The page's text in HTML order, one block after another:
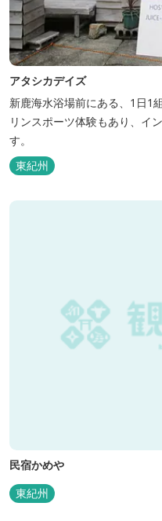
アタシカデイズ
新鹿海水浴場前にある、1日1
リンスポーツ体験もあり、イ
す。
東紀州
民宿かめや
東紀州